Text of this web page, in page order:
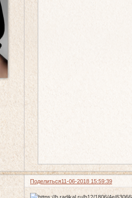
Поделиться11-06-2018 15:59:39